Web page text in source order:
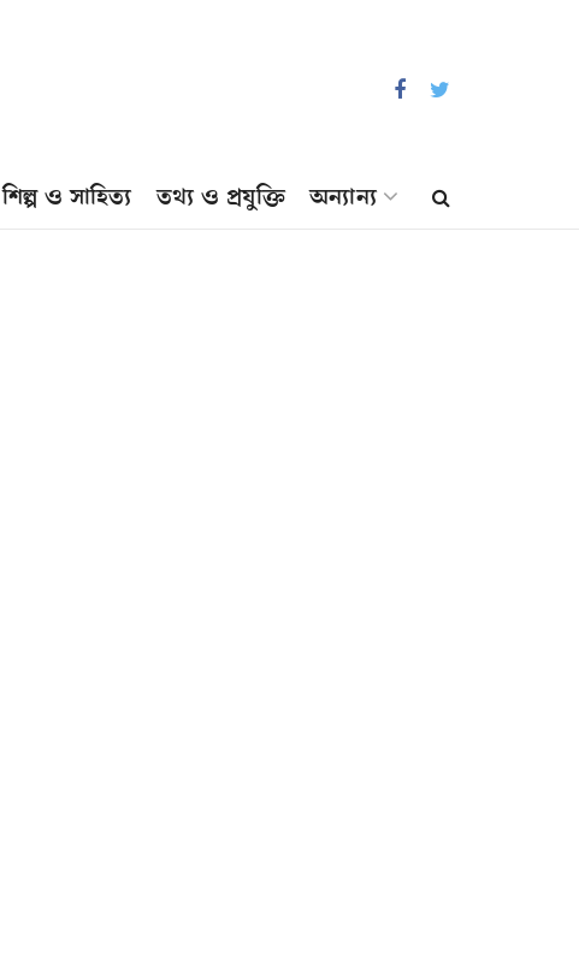
শিল্প ও সাহিত্য তথ্য ও প্রযুক্তি অন্যান্য